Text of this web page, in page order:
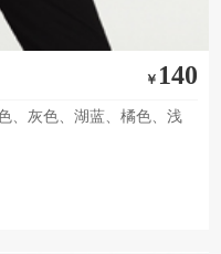
￥ 140
、灰色、湖蓝、橘色、浅